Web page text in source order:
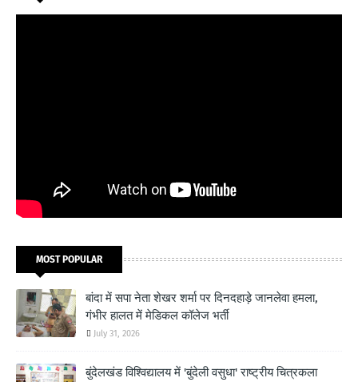
MOST POPULAR
बांदा में सपा नेता शेखर शर्मा पर दिनदहाड़े जानलेवा हमला,
गंभीर हालत में मेडिकल कॉलेज भर्ती
July 31, 2026
बुंदेलखंड विश्विद्यालय में 'बुंदेली वसुधा' राष्ट्रीय चित्रकला